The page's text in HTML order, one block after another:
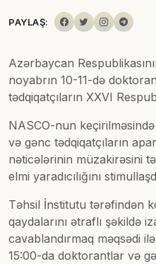
PAYLAŞ:
Azərbaycan
noyabrın 10-11-də
tədqiqatçıların XXVI
NASCO-nun
və gənc tədqiqatçıların
nəticələrinin müzakirəsini
elmi yaradıcılığını
Təhsil İnstitutu tərəfindən
qaydalarını ətraflı şəkildə
cavablandırmaq məqsədi
15:00-da doktorantlar və